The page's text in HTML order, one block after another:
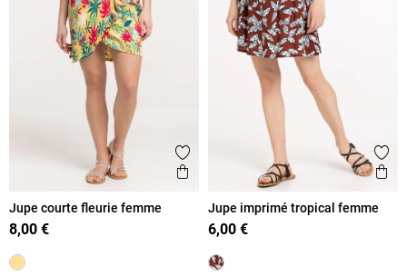
Ajouter aux favoris
Aperçu rapide
Jupe courte fleurie femme
8,00 €
Jupe imprimé tropical femme
6,00 €